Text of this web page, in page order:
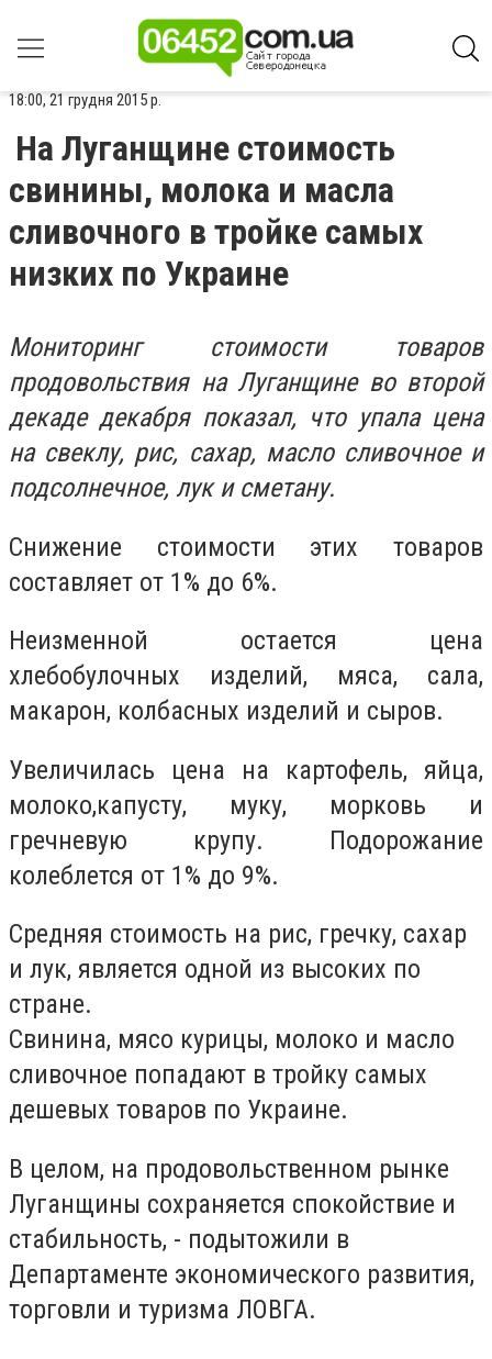
18:00, 21 грудня 2015 р.
На Луганщине стоимость
свинины, молока и масла
сливочного в тройке самых
низких по Украине
Мониторинг стоимости товаров
продовольствия на Луганщине во второй
декаде декабря показал, что упала цена
на свеклу, рис, сахар, масло сливочное и
подсолнечное, лук и сметану.
Снижение стоимости этих товаров
составляет от 1% до 6%.
Неизменной остается цена
хлебобулочных изделий, мяса, сала,
макарон, колбасных изделий и сыров.
Увеличилась цена на картофель, яйца,
молоко,капусту, муку, морковь и
гречневую крупу. Подорожание
колеблется от 1% до 9%.
Средняя стоимость на рис, гречку, сахар
и лук, является одной из высоких по
стране.
Свинина, мясо курицы, молоко и масло
сливочное попадают в тройку самых
дешевых товаров по Украине.
В целом, на продовольственном рынке
Луганщины сохраняется спокойствие и
стабильность, - подытожили в
Департаменте экономического развития,
торговли и туризма ЛОВГА.